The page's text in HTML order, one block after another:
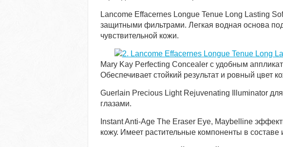
Lancome Effacernes Longue Tenue Long Lasting
защитными фильтрами. Легкая водная основа
чувствительной кожи.
Mary Kay Perfecting Concealer с удобным
Обеспечивает стойкий результат и ровный цвет
Guerlain Precious Light Rejuvenating Illuminator
глазами.
Instant Anti-Age The Eraser Eye, Maybelline
кожу. Имеет растительные компоненты в составе